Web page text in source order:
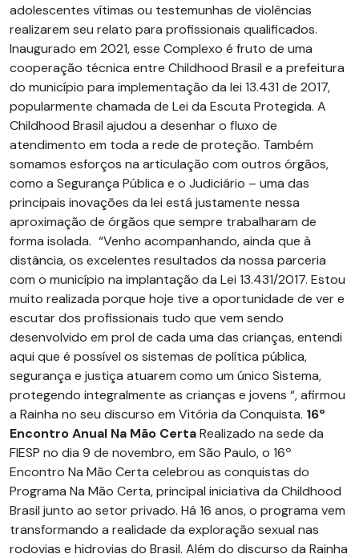
adolescentes vítimas ou testemunhas de violências
realizarem seu relato para profissionais qualificados.
Inaugurado em 2021, esse Complexo é fruto de uma
cooperação técnica entre Childhood Brasil e a prefeitura
do município para implementação da lei 13.431 de 2017,
popularmente chamada de Lei da Escuta Protegida. A
Childhood Brasil ajudou a desenhar o fluxo de
atendimento em toda a rede de proteção. Também
somamos esforços na articulação com outros órgãos,
como a Segurança Pública e o Judiciário – uma das
principais inovações da lei está justamente nessa
aproximação de órgãos que sempre trabalharam de
forma isolada. “Venho acompanhando, ainda que à
distância, os excelentes resultados da nossa parceria
com o município na implantação da Lei 13.431/2017. Estou
muito realizada porque hoje tive a oportunidade de ver e
escutar dos profissionais tudo que vem sendo
desenvolvido em prol de cada uma das crianças, entendi
aqui que é possível os sistemas de política pública,
segurança e justiça atuarem como um único Sistema,
protegendo integralmente as crianças e jovens “, afirmou
a Rainha no seu discurso em Vitória da Conquista. 16º
Encontro Anual Na Mão CertaRealizado na sede da
FIESP no dia 9 de novembro, em São Paulo, o 16º
Encontro Na Mão Certa celebrou as conquistas do
Programa Na Mão Certa, principal iniciativa da Childhood
Brasil junto ao setor privado. Há 16 anos, o programa vem
transformando a realidade da exploração sexual nas
rodovias e hidrovias do Brasil. Além do discurso da Rainha